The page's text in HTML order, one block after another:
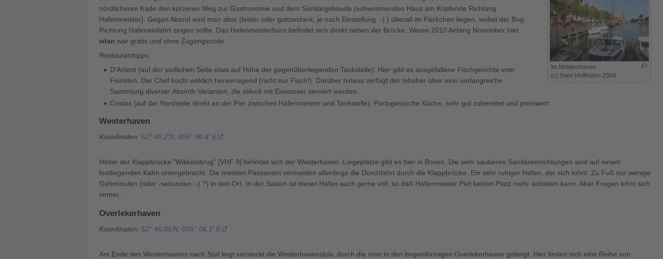
Im Middenhaven
(c) Sven Hoffmann 2004
nördlicheren Kade den kürzeren Weg zur Gastronomie und dem Sanitärgebäude (schwimmendes Haus am Kopfende Richtung
Hafenmeister). Gegen Abend wird man aber (leider oder gottseidank, je nach Einstellung :-) ) überall im Päckchen liegen, wobei der Bug
Richtung Hafeneinfahrt zeigen sollte. Das Hafenmeisterbüro befindet sich direkt neben der Brücke. Waren 2010 Anfang November hier.
wlan war gratis und ohne Zugangscode.
Restauranttipps:
D'Artiest (auf der südlichen Seite etwa auf Höhe der gegenüberliegenden Tankstelle): Hier gibt es ausgefallene Fischgerichte vom
Feinsten. Der Chef kocht wirklich hervorragend (nicht nur Fisch!). Darüber hinaus verfügt der Inhaber über eine umfangreiche
Sammlung diverser Absinth-Varianten, die stilvoll mit Eiswasser serviert werden.
Costas (auf der Nordseite direkt an der Pier zwischen Hafenmeister und Tankstelle): Portugiesische Küche, sehr gut zubereitet und preiswert.
Westerhaven
Koordinaten: 52° 46.2'N, 005° 06.4' E
Hinter der Klappbrücke "Wikkelsbrug" [VHF 9] befindet sich der Westerhaven. Liegeplätze gibt es hier in Boxen. Die sehr sauberen Sanitäreinrichtungen sind auf einem
festliegenden Kahn untergebracht. Die meisten Passanten vermeiden allerdings die Durchfahrt durch die Klappbrücke. Ein sehr ruhiger Hafen, der sich lohnt. Zu Fuß nur wenige
Gehminuten (oder -sekunden :-) ?) in den Ort. In der Saison ist dieser Hafen auch gerne voll, so daß Hafenmeister Piet keinen Platz mehr anbieten kann. Aber Fragen lohnt sich
immer...
Overlekerhaven
Koordinaten: 52° 46.05'N, 005° 06.1' E
Am Ende des Westerhavens nach Süd liegt versteckt die Westerhavensluis, durch die man in den bogenförmigen Overlekerhaven gelangt. Hier finden sich eine Reihe von